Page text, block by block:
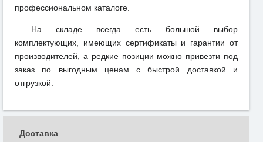
профессиональном каталоге.
На складе всегда есть большой выбор
комплектующих, имеющих сертификаты и гарантии от
производителей, а редкие позиции можно привезти под
заказ по выгодным ценам с быстрой доставкой и
отгрузкой.
Доставка